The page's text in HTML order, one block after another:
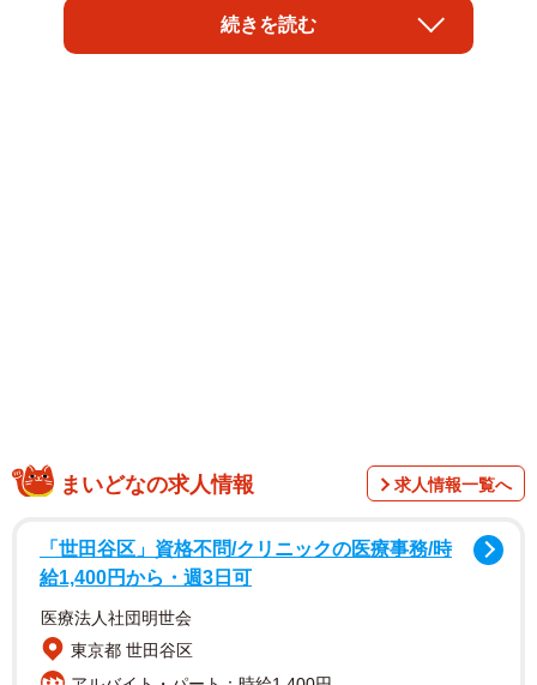
1枚目はピンク色の華やかなベリーダンス衣装を、2枚目は
少しフリルがついた黒の水着を着用しています。2枚の写真
を収納したのはAmazonのこの水着です！（3,000円くら
い）」と着用していた黒の水着について紹介しています。
続きを読む
まいどなの求人情報 求人情報一覧へ
「世田谷区」資格不問/クリニックの医療事務/時
給1,400円から・週3日可
医療法人社団明世会
東京都 世田谷区